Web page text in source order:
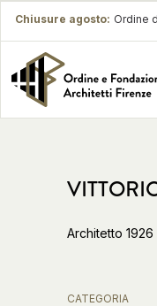
Chiusure agosto: Ordine
Architetto 1926
CATEGORIA